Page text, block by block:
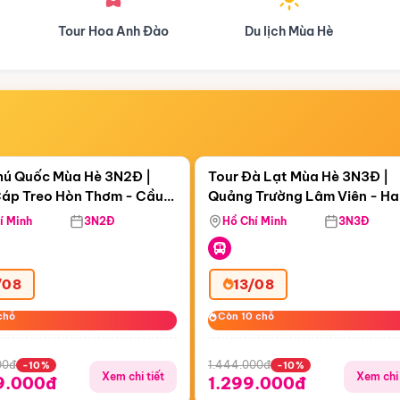
Du lịch Mùa Hè Du lịch Mùa Thu
11:12:45
Treo Hòn Thơm
Quốc Mùa Hè 3N2Đ |
Treo Hòn Thơm - Cầu
Viên Nước Aquatopia
Minh 3N2Đ
-10%
Xem chi tiết
Còn05 ngày 11:12:45
Tour Đà Lạt Mùa Hè 3N3Đ |
Quảng Trường Lâm Viên -
Hill - Puppy Farm
Hồ Chí Minh 3N3Đ
13/08
Còn 10 chỗ
Còn 10 chỗ
1.444.000đ -10%
1.299.000đ Xem